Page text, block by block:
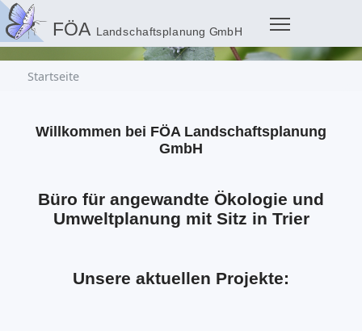
Startseite
Willkommen bei FÖA Landschaftsplanung
GmbH
Büro für angewandte Ökologie und
Umweltplanung mit Sitz in Trier
Unsere aktuellen Projekte: